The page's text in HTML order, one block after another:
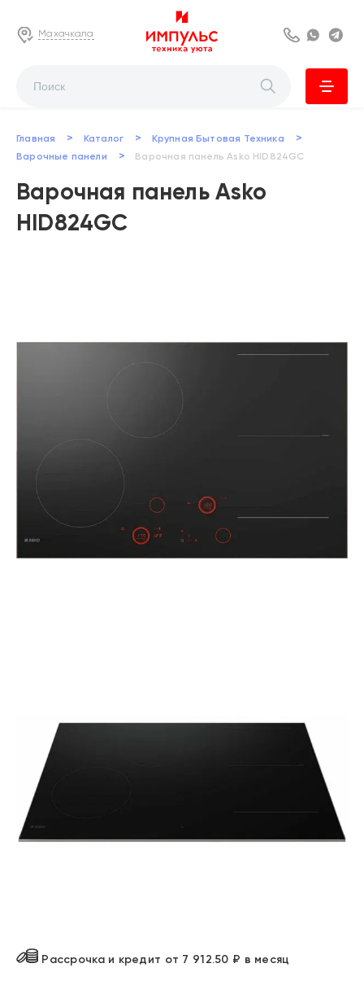
Махачкала 8 800 222 63
Главная > Каталог > Крупная Бытовая Техника >
Варочные панели > Варочная панель Asko HID824GC
Варочная панель Asko
HID824GC
Рассрочка и кредит от 7 912.50 ₽ в месяц